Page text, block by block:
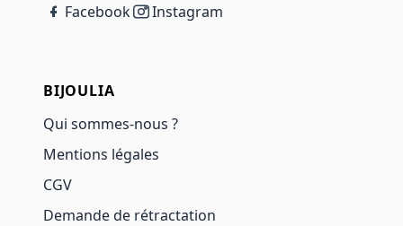
Facebook
Instagram
BIJOULIA
Qui sommes-nous ?
Mentions légales
CGV
Demande de rétractation